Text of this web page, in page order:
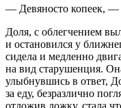
— Девяносто копеек, —
Доля, с облегчением
и остановился у
сидела и медленно
на вид старушенция.
улыбнувшись в ответ,
за еду, безразлично